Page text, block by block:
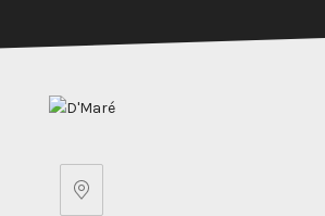
Zona